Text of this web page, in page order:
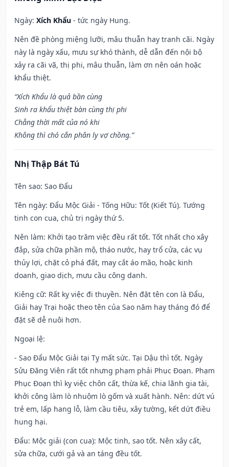
Ngày: Xích Khẩu - tức ngày Hung.
Nên đề phòng miệng lưỡi, mâu thuẫn hay tranh cãi. Ngày
này là ngày xấu, mưu sự khó thành, dễ dẫn đến nội bộ
xảy ra cãi vã, thị phi, mâu thuẫn, làm ơn nên oán hoặc
khẩu thiệt.
“Xích Khẩu là quả bần cùng
Sinh ra khẩu thiệt bàn cùng thị phi
Chẳng thời mất của nó khi
Không thì chó cắn phân ly vợ chồng.”
Nhị Thập Bát Tú
Tên sao: Sao Đẩu
Tên ngày: Đẩu Mộc Giải - Tống Hữu: Tốt (Kiết Tú). Tướng
tinh con cua, chủ trị ngày thứ 5.
Nên làm: Khởi tạo trăm việc đều rất tốt. Tốt nhất cho xây
đắp, sửa chữa phần mộ, tháo nước, hay trổ cửa, các vụ
thủy lợi, chặt cỏ phá đất, may cắt áo mão, hoặc kinh
doanh, giao dịch, mưu cầu công danh.
Kiêng cữ: Rất kỵ việc đi thuyền. Nên đặt tên con là Đẩu,
Giải hay Trại hoặc theo tên của Sao năm hay tháng đó để
đặt sẽ dễ nuôi hơn.
Ngoại lệ:
- Sao Đẩu Mộc Giải tại Tỵ mất sức. Tại Dậu thì tốt. Ngày
Sửu Đăng Viên rất tốt nhưng phạm phải Phục Đoạn. Phạm
Phục Đoạn thì kỵ việc chôn cất, thừa kế, chia lãnh gia tài,
khởi công làm lò nhuộm lò gốm và xuất hành. Nên: dứt vú
trẻ em, lấp hang lỗ, làm cầu tiêu, xây tường, kết dứt điều
hung hại.
Đẩu: Mộc giải (con cua): Mộc tinh, sao tốt. Nên xây cất,
sửa chữa, cưới gả và an táng đều tốt.